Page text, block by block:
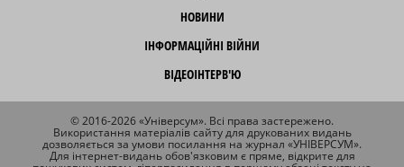
НОВИНИ
ІНФОРМАЦІЙНІ ВІЙНИ
ВІДЕОІНТЕРВ'Ю
© 2016-2026 «Універсум». Всі права застережено.
Використання матеріалів сайту для друкованих видань
дозволяється за умови посилання на журнал «УНІВЕРСУМ».
Для інтернет-видань обов'язковим є пряме, відкрите для